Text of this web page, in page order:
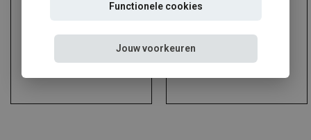
Audi Alfa Romeo
Functionele cookies
Jouw voorkeuren